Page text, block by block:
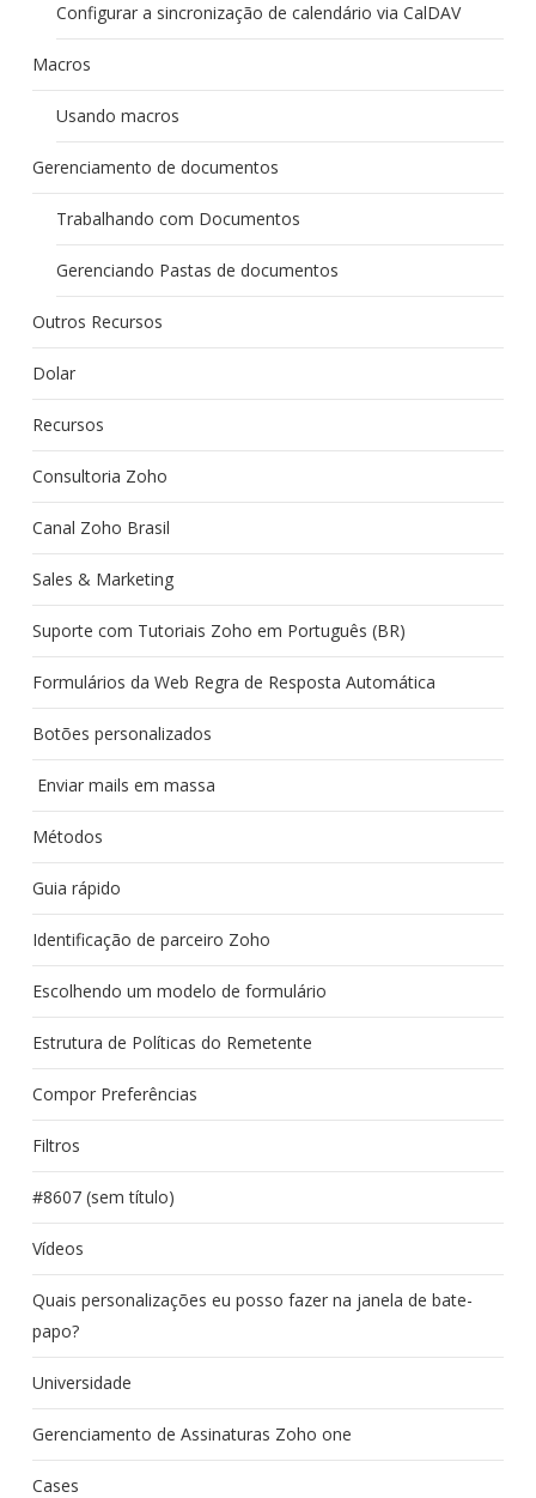
Configurar a sincronização de calendário via CalDAV
Macros
Usando macros
Gerenciamento de documentos
Trabalhando com Documentos
Gerenciando Pastas de documentos
Outros Recursos
Dolar
Recursos
Consultoria Zoho
Canal Zoho Brasil
Sales & Marketing
Suporte com Tutoriais Zoho em Português (BR)
Formulários da Web Regra de Resposta Automática
Botões personalizados
Enviar mails em massa
Métodos
Guia rápido
Identificação de parceiro Zoho
Escolhendo um modelo de formulário
Estrutura de Políticas do Remetente
Compor Preferências
Filtros
#8607 (sem título)
Vídeos
Quais personalizações eu posso fazer na janela de bate-
papo?
Universidade
Gerenciamento de Assinaturas Zoho one
Cases